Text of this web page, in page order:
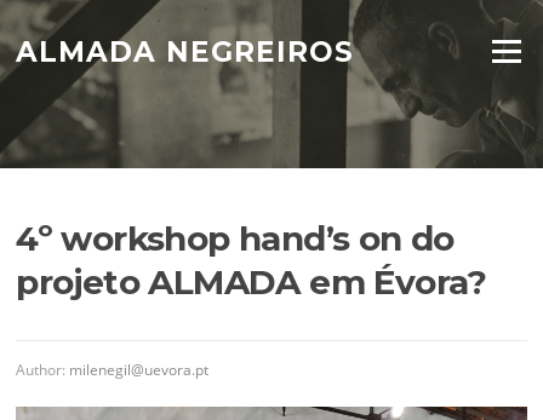
to
content
ALMADA NEGREIROS Menu
4º workshop hand’s on do
projeto ALMADA em Évora?
Author: milenegil@uevora.pt